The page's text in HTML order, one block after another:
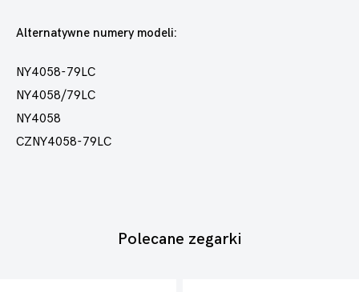
Alternatywne numery modeli:
NY4058-79LC
NY4058/79LC
NY4058
CZNY4058-79LC
Polecane zegarki